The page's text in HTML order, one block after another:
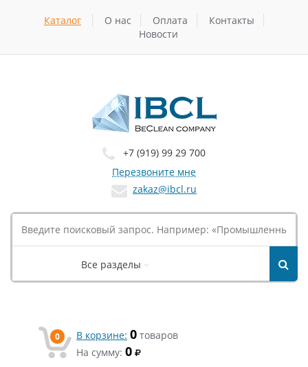
Каталог О нас Оплата
Контакты
Новости
+7 (919) 99 29 700
Перезвоните мне
zakaz@ibcl.ru
Все разделы
0 В корзине: 0 товаров
На сумму: 0